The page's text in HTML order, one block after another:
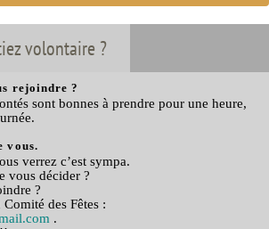
volontaire ?
rejoindre ?
sont bonnes à prendre pour une heure,
vous.
verrez c’est sympa.
vous décider ?
?
des Fêtes :
.